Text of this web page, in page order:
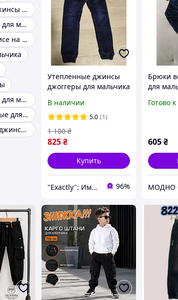
Утепленные джинсы на мальчика
Зимние штаны для мальчиков
Джинсы на флисе на мальчика
Штаны теплые для мальчика
Брюки школьные для мальчика
Подростковые джинсы для мальчиков
Утепленные джинсы
джоггеры для мальчика
12 лет синие
В наличии
5.0 (1)
825₴
1 100 ₴
Купить
"Exactly": Именно то, что Вы искали! 96%
Брюки
для
Готово
605₴